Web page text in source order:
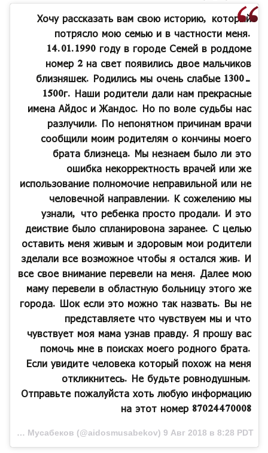
Хочу рассказать вам свою историю, который
потрясло мою семью и в частности меня.
14.01.1990 году в городе Семей в роддоме
номер 2 на свет появились двое мальчиков
близняшек. Родились мы очень слабые 1300-
1500г. Наши родители дали нам прекрасные
имена Айдос и Жандос. Но по воле судьбы нас
разлучили. По непонятном причинам врачи
сообщили моим родителям о кончины моего
брата близнеца. Мы незнаем было ли это
ошибка некорректность врачей или же
использование полномочие неправильной или не
человечной направлении. К сожелению мы
узнали, что ребенка просто продали. И это
деиствие было спланировона заранее. С целью
оставить меня живым и здоровым мои родители
зделали все возможное чтобы я остался жив. И
все свое внимание перевели на меня. Далее мою
маму перевели в областную больницу этого же
города. Шок если это можно так назвать. Вы не
представляете что чувствуем мы и что
чувствует моя мама узнав правду. Я прошу вас
помочь мне в поисках моего родного брата.
Если увидите человека который похож на меня
откликнитесь. Не будьте ровнодушным.
Отправьте пожалуйста хоть любую информацию
на этот номер 87024470008
Публикация от Айдос Мусабеков (@aidosmusabekov) 9 Авг 2018 в 8:28 PDT